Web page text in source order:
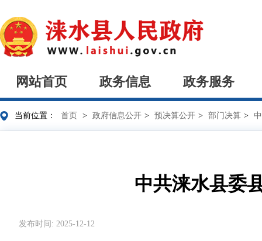
网站首页 政务信息 政务服务
当前位置： 首页 > 政府信息公开 > 预决算公开 > 部门决算 >
中共涞水县委
发布时间: 2025-12-12